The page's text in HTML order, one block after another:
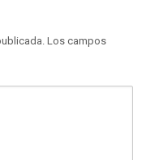
Los campos